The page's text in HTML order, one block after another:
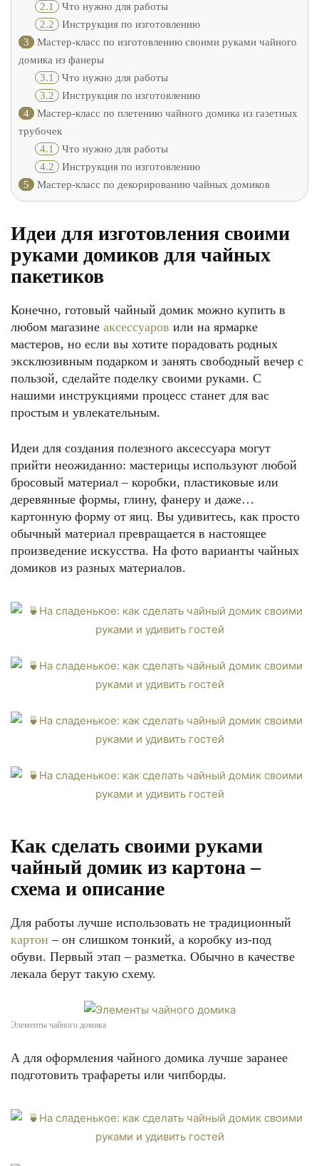
2.1 Что нужно для работы
2.2 Инструкция по изготовлению
3
Мастер-класс по изготовлению своими руками чайного
домика из фанеры
3.1 Что нужно для работы
3.2 Инструкция по изготовлению
4
Мастер-класс по плетению чайного домика из газетных
трубочек
4.1 Что нужно для работы
4.2 Инструкция по изготовлению
5
Мастер-класс по декорированию чайных домиков
Идеи для изготовления своими
руками домиков для чайных
пакетиков
Конечно, готовый чайный домик можно купить в
любом магазине аксессуаров или на ярмарке
мастеров, но если вы хотите порадовать родных
эксклюзивным подарком и занять свободный вечер с
пользой, сделайте поделку своими руками. С
нашими инструкциями процесс станет для вас
простым и увлекательным.
Идеи для создания полезного аксессуара могут
прийти неожиданно: мастерицы используют любой
бросовый материал – коробки, пластиковые или
деревянные формы, глину, фанеру и даже…
картонную форму от яиц. Вы удивитесь, как просто
обычный материал превращается в настоящее
произведение искусства. На фото варианты чайных
домиков из разных материалов.
Как сделать своими руками
чайный домик из картона –
схема и описание
Для работы лучше использовать не традиционный
картон – он слишком тонкий, а коробку из-под
обуви. Первый этап – разметка. Обычно в качестве
лекала берут такую схему.
Элементы чайного домика
А для оформления чайного домика лучше заранее
подготовить трафареты или чипборды.